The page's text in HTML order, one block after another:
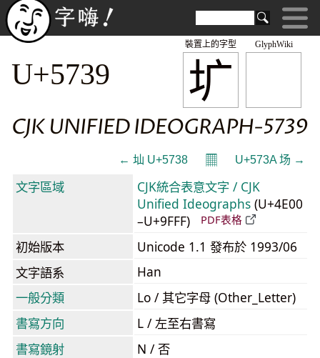
GlyphWiki
圹
裝置上的字型
U+5739
CJK UNIFIED IDEOGRAPH-5739
← 圸 U+5738 𝄜 U+573A 场 →
文字區域
CJK統合表意文字 / CJK
Unified Ideographs (U+4E00
–U+9FFF)
PDF表格
初始版本
Unicode 1.1 發布於 1993/06
文字語系
Han
一般分類
Lo / 其它字母 (Other_Letter)
書寫方向
L / 左至右書寫
書寫鏡射
N / 否